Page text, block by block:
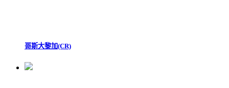
哥斯大黎加(CR)